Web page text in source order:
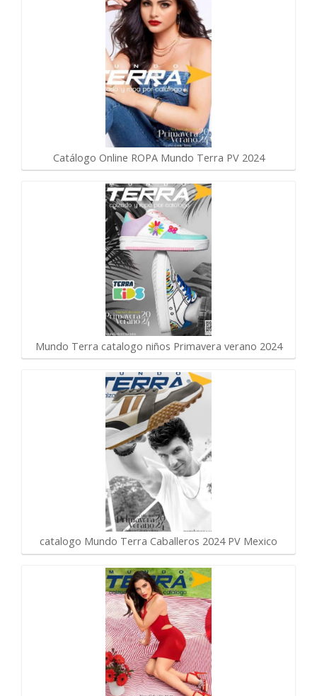
Catálogo Online ROPA Mundo Terra PV 2024
Mundo Terra catalogo niños Primavera verano 2024
catalogo Mundo Terra Caballeros 2024 PV Mexico